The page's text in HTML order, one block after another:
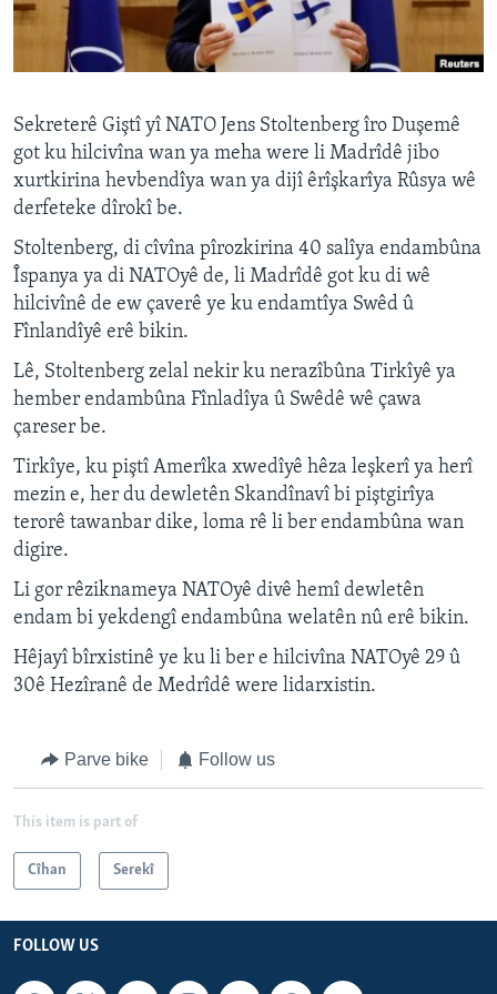
ÇAND Û HUNER
SERNIVÎS
Learning English
FOLLOW US
Zimanên Din
Sekreterê Giştî yî NATO Jens Stoltenberg îro Duşemê
got ku hilcivîna wan ya meha were li Madrîdê jibo
xurtkirina hevbendîya wan ya dijî êrîşkarîya Rûsya wê
derfeteke dîrokî be.
Stoltenberg, di cîvîna pîrozkirina 40 salîya endambûna
Îspanya ya di NATOyê de, li Madrîdê got ku di wê
hilcivînê de ew çaverê ye ku endamtîya Swêd û
Fînlandîyê erê bikin.
Lê, Stoltenberg zelal nekir ku nerazîbûna Tirkîyê ya
hember endambûna Fînladîya û Swêdê wê çawa
çareser be.
Tirkîye, ku piştî Amerîka xwedîyê hêza leşkerî ya herî
mezin e, her du dewletên Skandînavî bi piştgirîya
terorê tawanbar dike, loma rê li ber endambûna wan
digire.
Li gor rêziknameya NATOyê divê hemî dewletên
endam bi yekdengî endambûna welatên nû erê bikin.
Hêjayî bîrxistinê ye ku li ber e hilcivîna NATOyê 29 û
30ê Hezîranê de Medrîdê were lidarxistin.
Parve bike Follow us
This item is part of
Cîhan Serekî
FOLLOW US